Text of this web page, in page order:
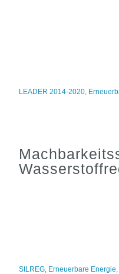
LEADER 2014-2020,
StLREG, Erneuerbare Energie